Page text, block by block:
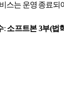
스는 운영 종료되
: 소프트본3부(법